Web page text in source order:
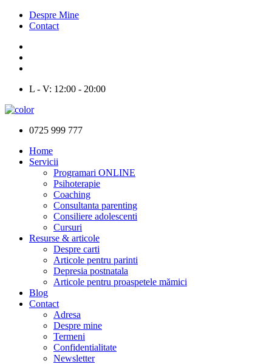
Despre Mine
Contact
L - V: 12:00 - 20:00
0725 999 777
Home
Servicii
Programari ONLINE
Psihoterapie
Coaching
Consultanta parenting
Consiliere adolescenti
Cursuri
Resurse & articole
Despre carti
Articole pentru parinti
Depresia postnatala
Articole pentru proaspetele mămici
Blog
Contact
Adresa
Despre mine
Termeni
Confidentialitate
Newsletter